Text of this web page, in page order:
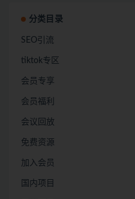
分类目录
SEO引流
tiktok专区
会员专享
会员福利
会议回放
免费资源
加入会员
国内项目